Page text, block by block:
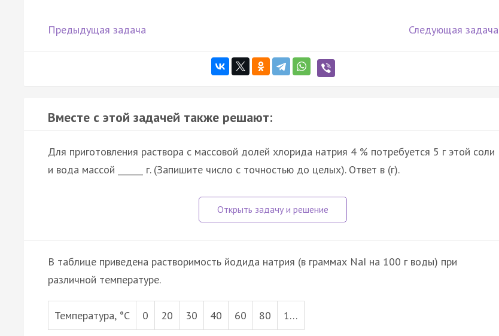
Предыдущая задача Следующая задача
Вместе с этой задачей также решают:
Для приготовления раствора с массовой долей хлорида натрия 4 % потребуется 5 г этой соли
и вода массой ______ г. (Запишите число с точностью до целых). Ответ в (г).
В таблице приведена растворимость йодида натрия (в граммах NaI на 100 г воды) при
различной температуре.
Температура, °С 0 20 30 40 60 80 1…